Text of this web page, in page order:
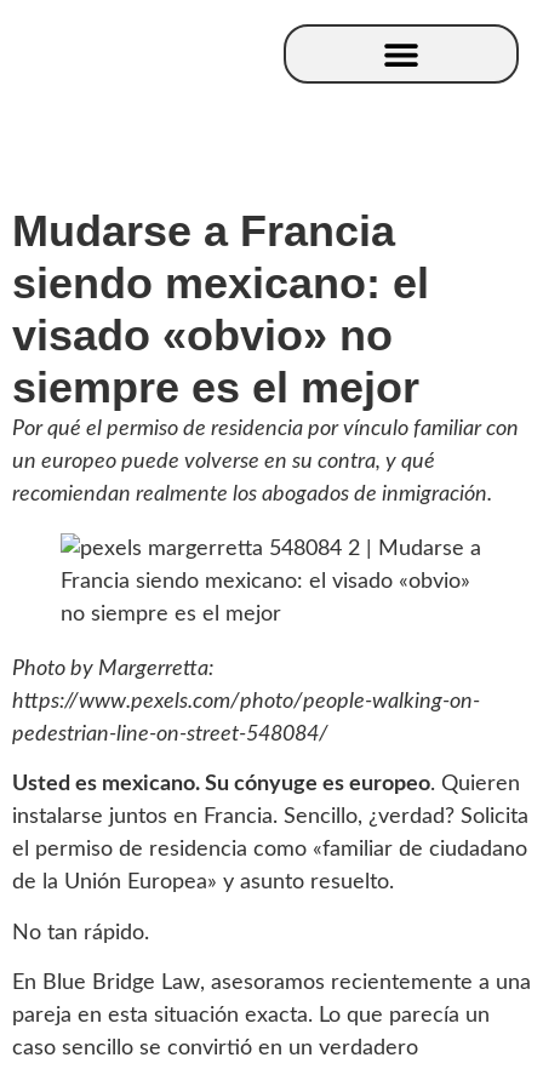
Mudarse a Francia
siendo mexicano: el
visado «obvio» no
siempre es el mejor
Por qué el permiso de residencia por vínculo familiar con
un europeo puede volverse en su contra, y qué
recomiendan realmente los abogados de inmigración.
Photo by Margerretta:
https://www.pexels.com/photo/people-walking-on-
pedestrian-line-on-street-548084/
Usted es mexicano. Su cónyuge es europeo. Quieren
instalarse juntos en Francia. Sencillo, ¿verdad? Solicita
el permiso de residencia como «familiar de ciudadano
de la Unión Europea» y asunto resuelto.
No tan rápido.
En Blue Bridge Law, asesoramos recientemente a una
pareja en esta situación exacta. Lo que parecía un
caso sencillo se convirtió en un verdadero